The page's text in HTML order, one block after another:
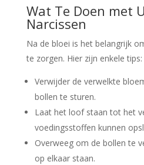
Wat Te Doen met
Narcissen
Na de bloei is het belangrijk
te zorgen. Hier zijn enkele tips:
Verwijder de verwelkte
bollen te sturen.
Laat het loof staan tot het
voedingsstoffen kunnen
Overweeg om de bollen te
op elkaar staan.